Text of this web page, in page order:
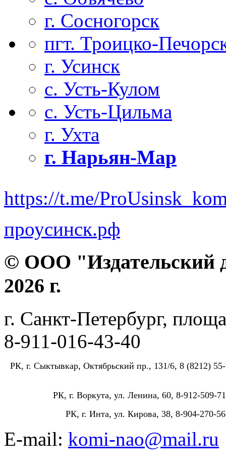
г. Сосногорск
пгт. Троицко-
г. Усинск
с. Усть-Кулом
с. Усть-Цильма
г. Ухта
г. Нарьян-Мар
https://t.me/
проусинск.рф
© ООО "Издательский
2026 г.
г. Санкт-Петербург,
8-911-016-43-40
РК, г. Сыктывкар, Октябрьский пр., 131/6, 8 (8212)
РК, г. Воркута, ул. Ленина, 60, 8-912-509-
РК, г. Инта, ул. Кирова, 38, 8-904-270-
E-mail: komi-nao@mail.ru